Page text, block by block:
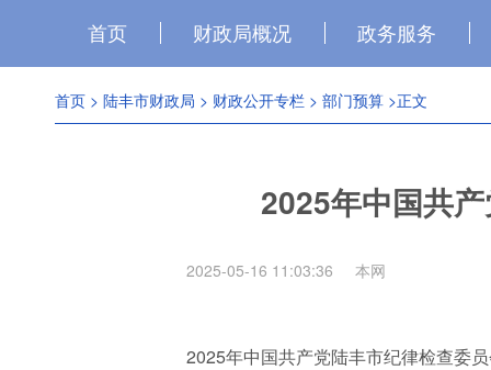
首页 财政局概况 政务服务
首页 > 陆丰市财政局 > 财政公开专栏 > 部门预算 >正文
2025年中国共
2025-05-16 11:03:36 本网
2025年中国共产党陆丰市纪律检查委